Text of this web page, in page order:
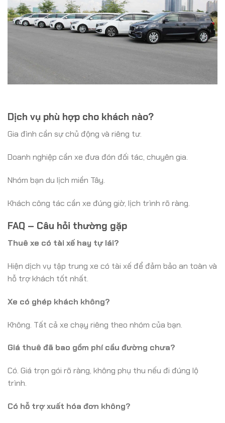
Dịch vụ phù hợp cho khách nào?
Gia đình cần sự chủ động và riêng tư.
Doanh nghiệp cần xe đưa đón đối tác, chuyên gia.
Nhóm bạn du lịch miền Tây.
Khách công tác cần xe đúng giờ, lịch trình rõ ràng.
FAQ – Câu hỏi thường gặp
Thuê xe có tài xế hay tự lái?
Hiện dịch vụ tập trung xe có tài xế để đảm bảo an toàn và
hỗ trợ khách tốt nhất.
Xe có ghép khách không?
Không. Tất cả xe chạy riêng theo nhóm của bạn.
Giá thuê đã bao gồm phí cầu đường chưa?
Có. Giá trọn gói rõ ràng, không phụ thu nếu đi đúng lộ
trình.
Có hỗ trợ xuất hóa đơn không?